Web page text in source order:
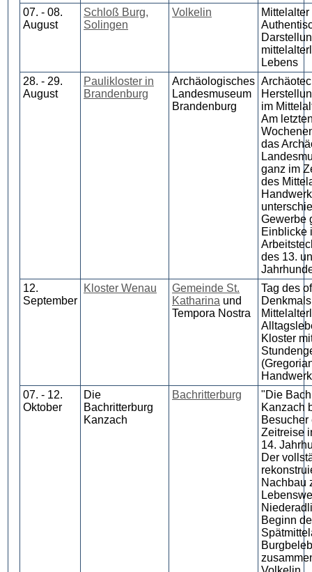
07. - 08.
August
Schloß Burg,
Solingen
Volkelin
Mittelalter
Lebens
28. - 29.
August
Paulikloster in
Brandenburg
Archäologisches
Landesmuseum
Brandenburg
im
Am
das
ganz im
des
Gewerbe
Einblicke
des 13.
12.
September
Kloster Wenau
Gemeinde St.
Katharina und
Tempora Nostra
Tag des
Kloster
07. - 12.
Oktober
Die
Bachritterburg
Kanzach
Bachritterburg
"Die
Kanzach
Besucher
Zeitreise
14.
Der
Nachbau
Beginn